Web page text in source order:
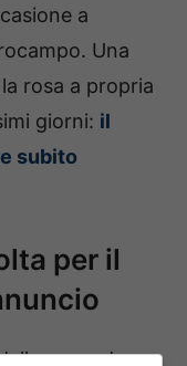
a
Una
rosa a propria
giorni: il
subito
per il
seconda